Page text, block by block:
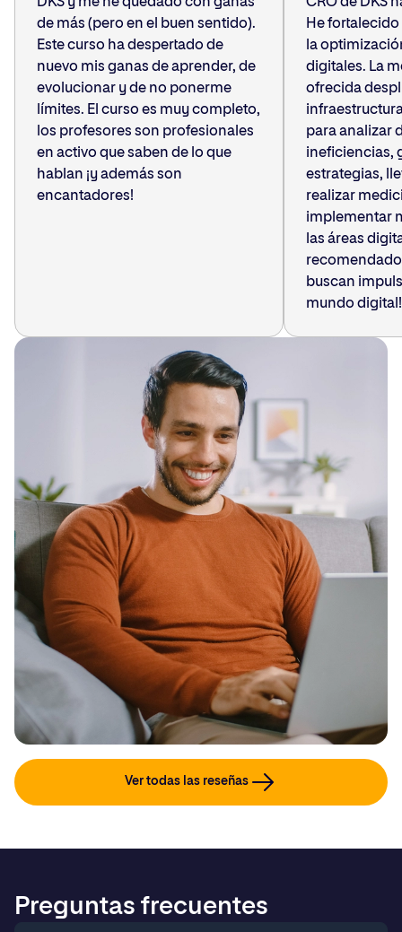
de más (pero en el buen sentido).
Este curso ha despertado de
nuevo mis ganas de aprender, de
evolucionar y de no ponerme
límites. El curso es muy completo,
los profesores son profesionales
en activo que saben de lo que
hablan ¡y además son
encantadores!
He
la
digitales. La
ofrecida
para analizar
ineficiencias,
estrategias,
realizar
implementar
las áreas
buscan
mundo digital!
Ver todas las reseñas
Preguntas frecuentes